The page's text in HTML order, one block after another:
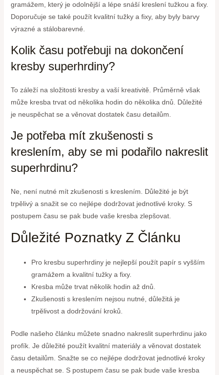
gramážem, který je odolnější a lépe snáší kreslení tužkou a fixy.
Doporučuje se také použít kvalitní tužky a fixy, aby byly barvy
výrazné a stálobarevné.
Kolik času potřebuji na dokončení
kresby superhrdiny?
To záleží na složitosti kresby a vaší kreativitě. Průměrně však
může kresba trvat od několika hodin do několika dnů. Důležité
je neuspěchat se a věnovat dostatek času detailům.
Je potřeba mít zkušenosti s
kreslením, aby se mi podařilo nakreslit
superhrdinu?
Ne, není nutné mít zkušenosti s kreslením. Důležité je být
trpělivý a snažit se co nejlépe dodržovat jednotlivé kroky. S
postupem času se pak bude vaše kresba zlepšovat.
Důležité Poznatky Z Článku
Pro kresbu superhrdiny je nejlepší použít papír s vyšším
gramážem a kvalitní tužky a fixy.
Kresba může trvat několik hodin až dnů.
Zkušenosti s kreslením nejsou nutné, důležitá je
trpělivost a dodržování kroků.
Podle našeho článku můžete snadno nakreslit superhrdinu jako
profík. Je důležité použít kvalitní materiály a věnovat dostatek
času detailům. Snažte se co nejlépe dodržovat jednotlivé kroky
a neuspěchat se. S postupem času se pak bude vaše kresba